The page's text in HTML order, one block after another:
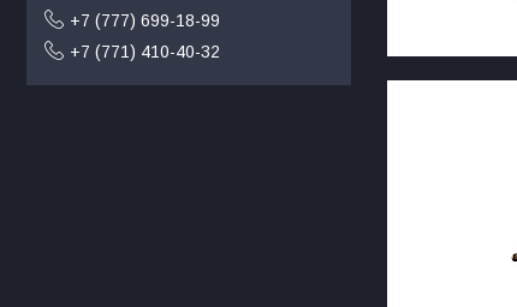
+7 (777) 699-18-99
+7 (771) 410-40-32